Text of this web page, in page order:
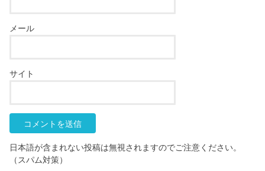
メール
サイト
日本語が含まれない投稿は無視されますのでご注意ください。
（スパム対策）